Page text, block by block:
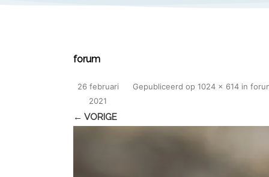
forum
Gepubliceerd
26 februari
2021
op 1024 × 614 in
← VORIGE